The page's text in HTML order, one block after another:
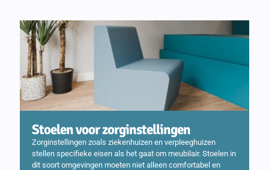
Stoelen voor zorginstellingen
Zorginstellingen zoals ziekenhuizen en verpleeghuizen
stellen specifieke eisen als het gaat om meubilair. Stoelen in
dit soort omgevingen moeten niet alleen comfortabel en